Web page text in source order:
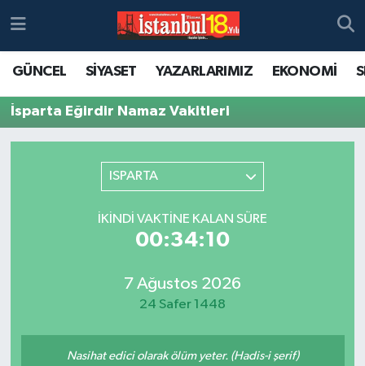
GÜNCEL SİYASET YAZARLARIMIZ EKONOMİ
İsparta Eğirdir Namaz Vakitleri
ISPARTA
İKINDI VAKTINE KALAN SÜRE
00:34:10
7 Ağustos 2026
24 Safer 1448
Nasihat edici olarak ölüm yeter. (Hadis-i şerif)